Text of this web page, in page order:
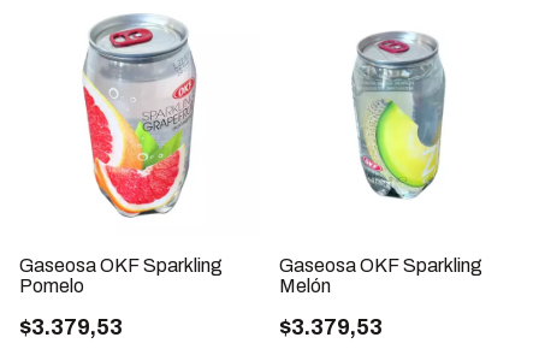
Gaseosa OKF Sparkling
Pomelo
$3.379,53
Gaseosa OKF Sparkling
Melón
$3.379,53